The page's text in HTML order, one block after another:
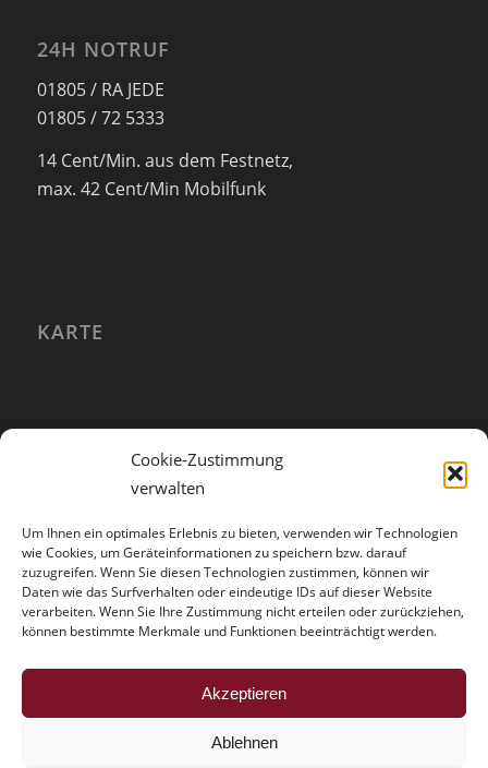
Cookie-Zustimmung
verwalten
Um Ihnen ein optimales Erlebnis zu bieten, verwenden wir Technologien
wie Cookies, um Geräteinformationen zu speichern bzw. darauf
zuzugreifen. Wenn Sie diesen Technologien zustimmen, können wir
Daten wie das Surfverhalten oder eindeutige IDs auf dieser Website
verarbeiten. Wenn Sie Ihre Zustimmung nicht erteilen oder zurückziehen,
können bestimmte Merkmale und Funktionen beeinträchtigt werden.
Akzeptieren
Ablehnen
24H NOTRUF
01805 / RA JEDE
01805 / 72 5333
14 Cent/Min. aus dem Festnetz,
max. 42 Cent/Min Mobilfunk
KARTE
Der Trouble mit der Vollmacht